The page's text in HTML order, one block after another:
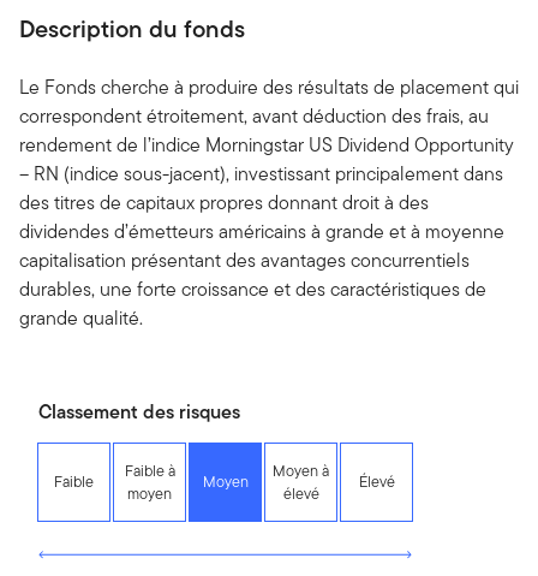
Description du fonds
Le Fonds cherche à produire des résultats de placement qui
correspondent étroitement, avant déduction des frais, au
rendement de l’indice Morningstar US Dividend Opportunity
– RN (indice sous-jacent), investissant principalement dans
des titres de capitaux propres donnant droit à des
dividendes d’émetteurs américains à grande et à moyenne
capitalisation présentant des avantages concurrentiels
durables, une forte croissance et des caractéristiques de
grande qualité.
Classement des risques
Faible
Faible à
moyen
Moyen
Moyen à
élevé
Élevé